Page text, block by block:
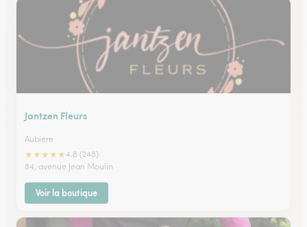
Jantzen Fleurs
Aubiere
★★★★★4.8 (248)
84, avenue Jean Moulin
Voir la boutique